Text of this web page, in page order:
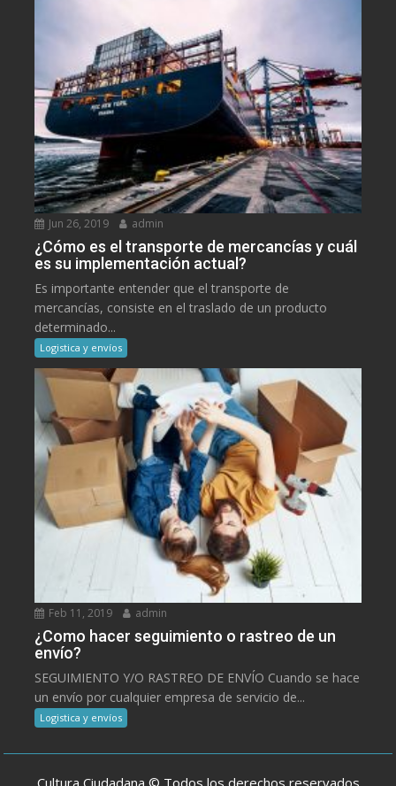
Jun 26, 2019 admin
¿Cómo es el transporte de mercancías y cuál
es su implementación actual?
Es importante entender que el transporte de
mercancías, consiste en el traslado de un producto
determinado...
Logistica y envíos
Feb 11, 2019 admin
¿Como hacer seguimiento o rastreo de un
envío?
SEGUIMIENTO Y/O RASTREO DE ENVÍO Cuando se hace
un envío por cualquier empresa de servicio de...
Logistica y envíos